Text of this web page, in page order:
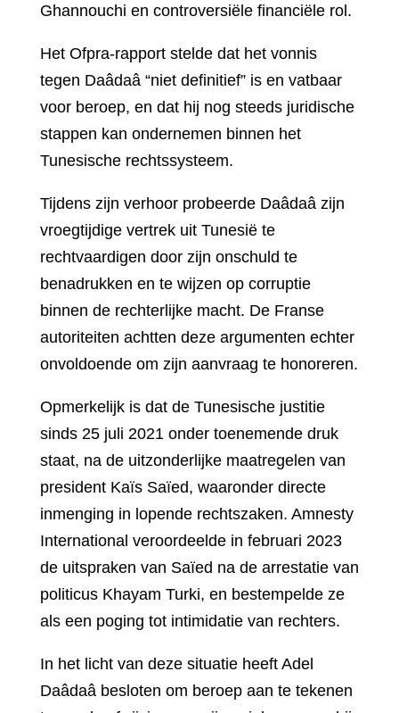
Ghannouchi en controversiële financiële rol.
Het Ofpra-rapport stelde dat het vonnis
tegen Daâdaâ “niet definitief” is en vatbaar
voor beroep, en dat hij nog steeds juridische
stappen kan ondernemen binnen het
Tunesische rechtssysteem.
Tijdens zijn verhoor probeerde Daâdaâ zijn
vroegtijdige vertrek uit Tunesië te
rechtvaardigen door zijn onschuld te
benadrukken en te wijzen op corruptie
binnen de rechterlijke macht. De Franse
autoriteiten achtten deze argumenten echter
onvoldoende om zijn aanvraag te honoreren.
Opmerkelijk is dat de Tunesische justitie
sinds 25 juli 2021 onder toenemende druk
staat, na de uitzonderlijke maatregelen van
president Kaïs Saïed, waaronder directe
inmenging in lopende rechtszaken. Amnesty
International veroordeelde in februari 2023
de uitspraken van Saïed na de arrestatie van
politicus Khayam Turki, en bestempelde ze
als een poging tot intimidatie van rechters.
In het licht van deze situatie heeft Adel
Daâdaâ besloten om beroep aan te tekenen